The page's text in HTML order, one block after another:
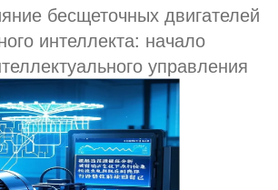
бесщеточных двигателей
интеллекта: начало
управления